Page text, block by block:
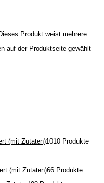
Produkt weist mehrere
auf der Produktseite gewählt
(mit Zutaten)1010 Produkte
(mit Zutaten)66 Produkte